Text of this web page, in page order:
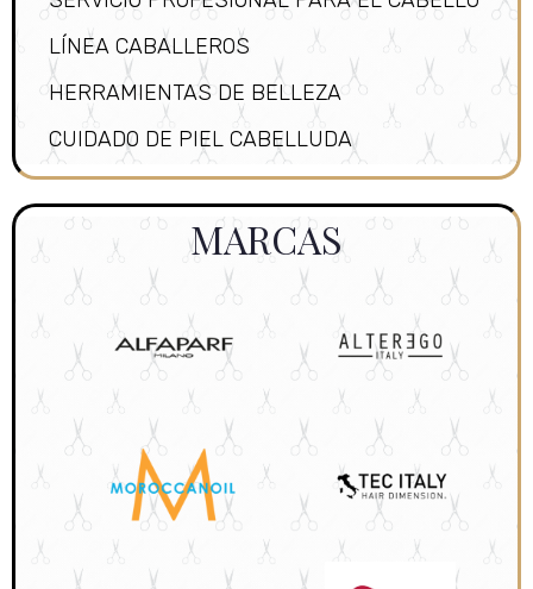
LÍNEA CABALLEROS
HERRAMIENTAS DE BELLEZA
CUIDADO DE PIEL CABELLUDA
MARCAS